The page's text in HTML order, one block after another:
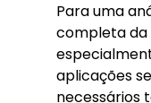
Para uma
completa da
aplicações
necessários